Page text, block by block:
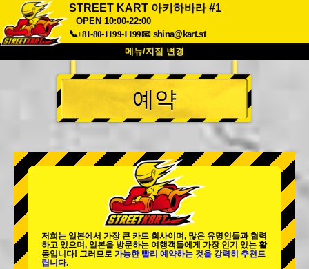
STREET KART 아키하바라 #1
OPEN 10:00-22:00
📞+81-80-1199-1199📧 shina@kart.st
메뉴/지점 변경
소개 사양
접근성 고객 리뷰 자주 묻는 질문
지점 변경
도쿄 아키하바라#1
도쿄 아키하바라#2
도쿄 시부야 애넥스 도쿄 베이
도쿄 아사쿠사 오사카
예약
저희는 일본에서 가장 큰 카트 회사이며, 많은 유명인들과 협력
하고 있으며, 일본을 방문하는 여행객들에게 가장 인기 있는 활
동입니다! 그러므로 가능한 빨리 예약하는 것을 강력히 추천드
립니다.